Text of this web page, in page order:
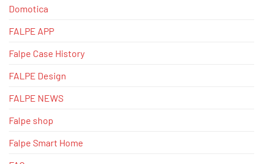
Domotica
FALPE APP
Falpe Case History
FALPE Design
FALPE NEWS
Falpe shop
Falpe Smart Home